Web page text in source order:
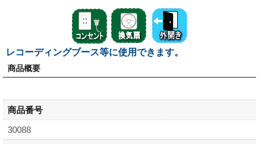
レコーディングブース等に使用できます。
商品概要
商品番号
30088